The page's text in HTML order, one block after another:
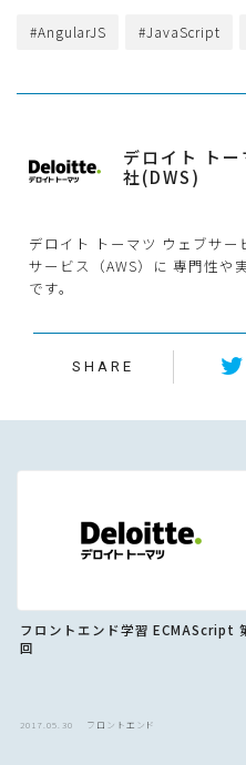
#AngularJS #JavaScript
デロイト ト
社(DWS)
デロイト トーマツ ウェブサ
サービス（AWS）に 専門性や
です。
SHARE
フロントエンド学習 ECMAScript
回
2017.05.30 フロントエンド